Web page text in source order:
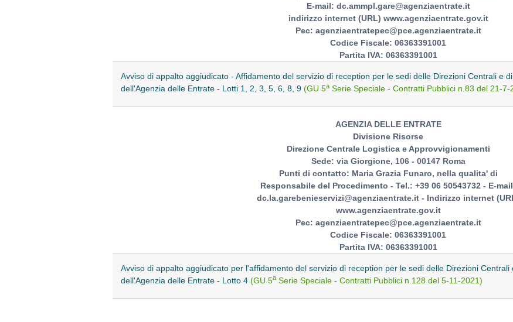
E-mail: dc.ammpl.gare@agenziaentrate.it
indirizzo internet (URL) www.agenziaentrate.gov.it
Pec: agenziaentratepec@pce.agenziaentrate.it
Codice Fiscale: 06363391001
Partita IVA: 06363391001
Avviso di appalto aggiudicato - Affidamento del servizio di reception per le sedi delle Direzioni Centrali e
dell'Agenzia delle Entrate - Lotti 1, 2, 3, 5, 6, 8, 9 (GU 5a Serie Speciale - Contratti Pubblici n.83 del 21-7-
AGENZIA DELLE ENTRATE
Divisione Risorse
Direzione Centrale Logistica e Approvvigionamenti
Sede: via Giorgione, 106 - 00147 Roma
Punti di contatto: Maria Grazia Funaro, nella qualita' di
Responsabile del Procedimento - Tel.: +39 06 50543732 - E-
dc.la.garebenieservizi@agenziaentrate.it - Indirizzo internet
www.agenziaentrate.gov.it
Pec: agenziaentratepec@pce.agenziaentrate.it
Codice Fiscale: 06363391001
Partita IVA: 06363391001
Avviso di appalto aggiudicato per l'affidamento del servizio di reception per le sedi delle Direzioni
dell'Agenzia delle Entrate - Lotto 4 (GU 5a Serie Speciale - Contratti Pubblici n.128 del 5-11-2021)